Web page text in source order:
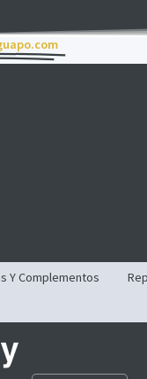
Y Complementos